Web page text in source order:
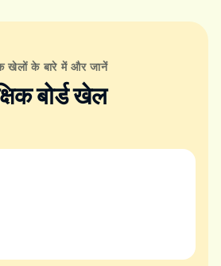
खेलों के बारे में और जानें
बोर्ड खेल